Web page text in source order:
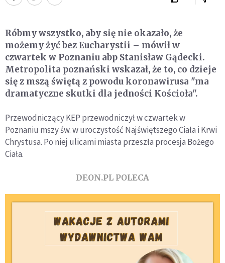
Róbmy wszystko, aby się nie okazało, że
możemy żyć bez Eucharystii – mówił w
czwartek w Poznaniu abp Stanisław Gądecki.
Metropolita poznański wskazał, że to, co dzieje
się z mszą świętą z powodu koronawirusa "ma
dramatyczne skutki dla jedności Kościoła".
Przewodniczący KEP przewodniczył w czwartek w
Poznaniu mszy św. w uroczystość Najświętszego Ciała i Krwi
Chrystusa. Po niej ulicami miasta przeszła procesja Bożego
Ciała.
DEON.PL POLECA